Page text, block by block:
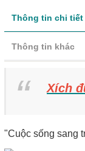
Thông tin chi tiết
Thông tin khác
Xích
"Cuộc sống sang